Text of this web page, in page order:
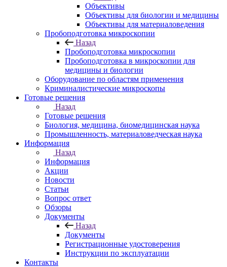
Объективы
Объективы для биологии и медицины
Объективы для материаловедения
Пробоподготовка микроскопии
Назад
Пробоподготовка микроскопии
Пробоподготовка в микроскопии для
медицины и биологии
Оборудование по областям применения
Криминалистические микроскопы
Готовые решения
Назад
Готовые решения
Биология, медицина, биомедицинская наука
Промышленность, материаловедческая наука
Информация
Назад
Информация
Акции
Новости
Статьи
Вопрос ответ
Обзоры
Документы
Назад
Документы
Регистрационные удостоверения
Инструкции по эксплуатации
Контакты